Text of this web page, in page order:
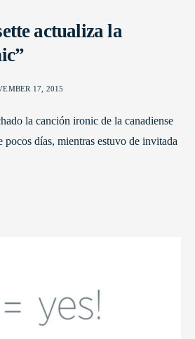
actualiza la
17, 2015
la canción ironic de la canadiense
días, mientras estuvo de invitada